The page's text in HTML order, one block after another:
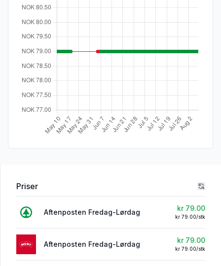
Priser
Aftenposten Fredag-Lørdag kr 79.00
kr 79.00/stk
Aftenposten Fredag-Lørdag kr 79.00
kr 79.00/stk